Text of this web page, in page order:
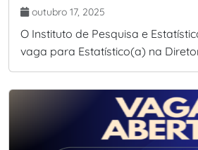
outubro 17, 2025
O Instituto de Pesquisa e
vaga para Estatístico(a) na